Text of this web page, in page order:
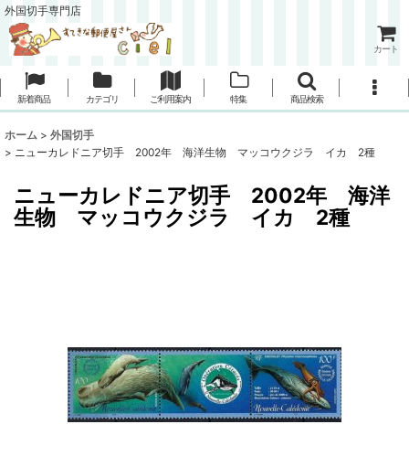
外国切手専門店
カート
新着商品 カテゴリ ご利用案内 特集 商品検索
ホーム > 外国切手
> ニューカレドニア切手 2002年 海洋生物 マッコウクジラ イカ 2種
ニューカレドニア切手 2002年 海洋
生物 マッコウクジラ イカ 2種